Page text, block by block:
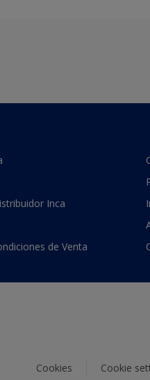
Inca
de Venta
Cookies Cookie